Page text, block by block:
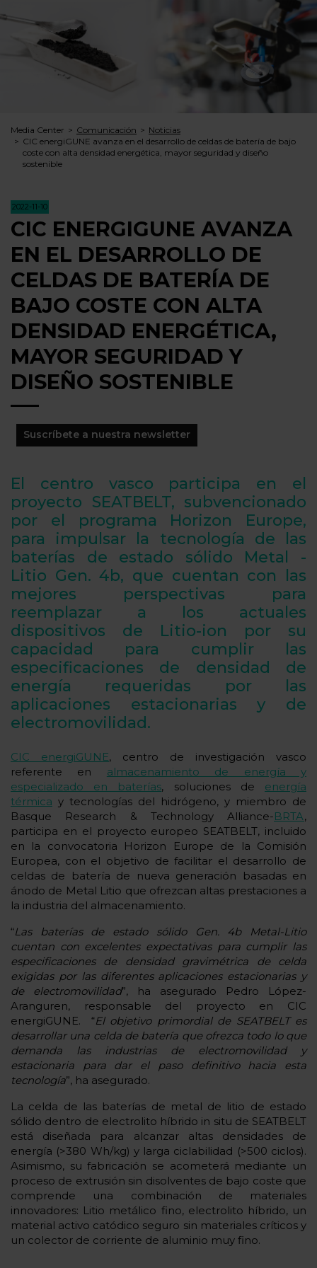
Media Center Comunicación
Noticias
CIC energiGUNE avanza en el desarrollo de celdas de batería de bajo
coste con alta densidad energética, mayor seguridad y diseño
sostenible
2022-11-10
CIC ENERGIGUNE AVANZA
EN EL DESARROLLO DE
CELDAS DE BATERÍA DE
BAJO COSTE CON ALTA
DENSIDAD ENERGÉTICA,
MAYOR SEGURIDAD Y
DISEÑO SOSTENIBLE
Suscríbete a nuestra newsletter
El centro vasco participa en el
proyecto SEATBELT, subvencionado
por el programa Horizon Europe,
para impulsar la tecnología de las
baterías de estado sólido Metal -
Litio Gen. 4b, que cuentan con las
mejores perspectivas para
reemplazar a los actuales
dispositivos de Litio-ion por su
capacidad para cumplir las
especificaciones de densidad de
energía requeridas por las
aplicaciones estacionarias y de
electromovilidad.
CIC energiGUNE, centro de investigación vasco
referente en almacenamiento de energía y
especializado en baterías, soluciones de energía
térmica y tecnologías del hidrógeno, y miembro de
Basque Research & Technology Alliance-BRTA,
participa en el proyecto europeo SEATBELT, incluido
en la convocatoria Horizon Europe de la Comisión
Europea, con el objetivo de facilitar el desarrollo de
celdas de batería de nueva generación basadas en
ánodo de Metal Litio que ofrezcan altas prestaciones a
la industria del almacenamiento.
“Las baterías de estado sólido Gen. 4b Metal-Litio
cuentan con excelentes expectativas para cumplir las
especificaciones de densidad gravimétrica de celda
exigidas por las diferentes aplicaciones estacionarias y
de electromovilidad”, ha asegurado Pedro López-
Aranguren, responsable del proyecto en CIC
energiGUNE. “El objetivo primordial de SEATBELT es
desarrollar una celda de batería que ofrezca todo lo que
demanda las industrias de electromovilidad y
estacionaria para dar el paso definitivo hacia esta
tecnología”, ha asegurado.
La celda de las baterías de metal de litio de estado
sólido dentro de electrolito híbrido in situ de SEATBELT
está diseñada para alcanzar altas densidades de
energía (>380 Wh/kg) y larga ciclabilidad (>500 ciclos).
Asimismo, su fabricación se acometerá mediante un
proceso de extrusión sin disolventes de bajo coste que
comprende una combinación de materiales
innovadores: Litio metálico fino, electrolito híbrido, un
material activo catódico seguro sin materiales críticos y
un colector de corriente de aluminio muy fino.